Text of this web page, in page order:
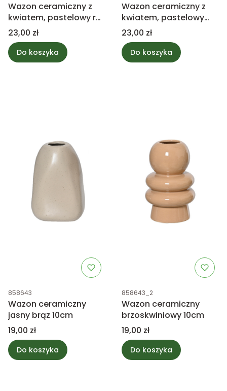
Wazon ceramiczny z
kwiatem, pastelowy róż
12cm
Cena
23,00 zł
Do koszyka
Wazon ceramiczny z
kwiatem, pastelowy
jasny fiolet 12
Cena
23,00 zł
Do koszyka
Kod produktu
858643
Wazon ceramiczny
jasny brąz 10cm
Cena
19,00 zł
Do koszyka
Kod produktu
858643_2
Wazon ceramiczny
brzoskwiniowy 10cm
Cena
19,00 zł
Do koszyka